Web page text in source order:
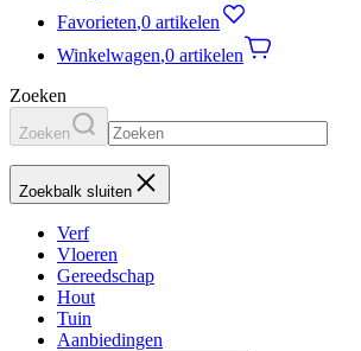
Favorieten,0 artikelen
Winkelwagen,0 artikelen
Zoeken
Zoeken
Zoekbalk sluiten
Verf
Vloeren
Gereedschap
Hout
Tuin
Aanbiedingen